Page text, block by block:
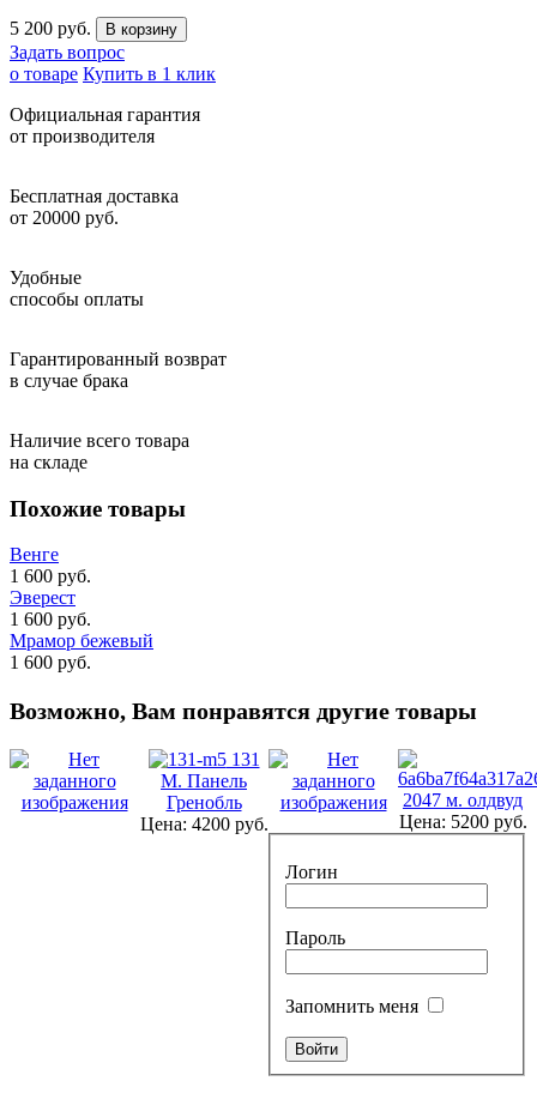
5 200 руб.
Задать вопрос
о товаре Купить в 1 клик
Официальная гарантия
от производителя
Бесплатная доставка
от 20000 руб.
Удобные
способы оплаты
Гарантированный возврат
в случае брака
Наличие всего товара
на складе
Похожие товары
Венге
1 600 руб.
Эверест
1 600 руб.
Мрамор бежевый
1 600 руб.
Возможно, Вам понравятся другие товары
131
М. Панель
Гренобль
Цена: 4200 руб.
2047 м. олдвуд
Цена: 5200 руб.
Логин
Пароль
Запомнить меня